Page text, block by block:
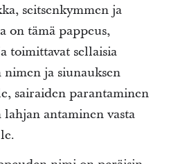
seitsenkymmen ja
on tämä pappeus,
toimittavat sellaisia
ja siunauksen
sairaiden parantaminen
antaminen vasta